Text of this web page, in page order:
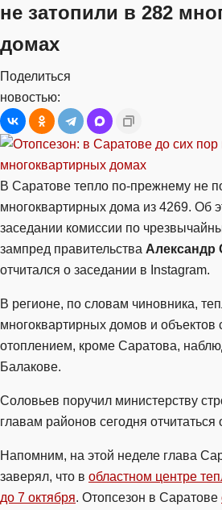
не затопили в 282
домах
Поделиться
новостью:
В Саратове тепло по-прежнему не
многоквартирных дома из 4269. Об
заседании комиссии по
зампред правительства Александр
отчитался о заседании в Instagram.
В регионе, по словам чиновника,
многоквартирных домов и
отоплением, кроме Саратова,
Балакове.
Соловьев поручил министерству
главам районов сегодня отчитаться
Напомним, на этой неделе глава
заверял, что в областном центре
до 7 октября. Отопсезон в Саратове